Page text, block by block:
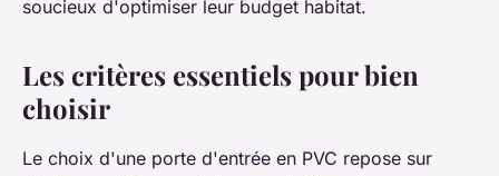
soucieux d'optimiser leur budget habitat.
Les critères essentiels pour bien
choisir
Le choix d'une porte d'entrée en PVC repose sur